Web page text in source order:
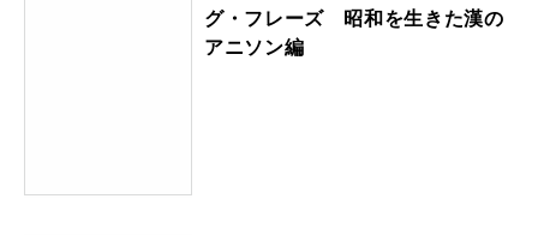
グ・フレーズ 昭和を生きた漢の
アニソン編